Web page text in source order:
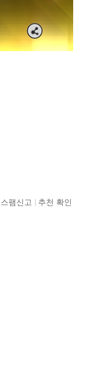
스팸신고 추천 확인